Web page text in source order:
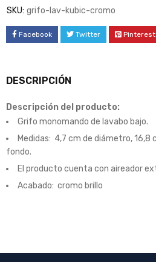
SKU: grifo-lav-kubic-cromo
Facebook Twitter Pinterest
DESCRIPCIÓN
Descripción del producto:
Grifo monomando de lavabo bajo.
Medidas: 4,7 cm de diámetro, 16,8
fondo.
El producto cuenta con aireador
Acabado: cromo brillo